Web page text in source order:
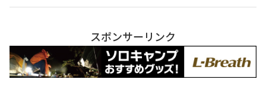
スポンサーリンク